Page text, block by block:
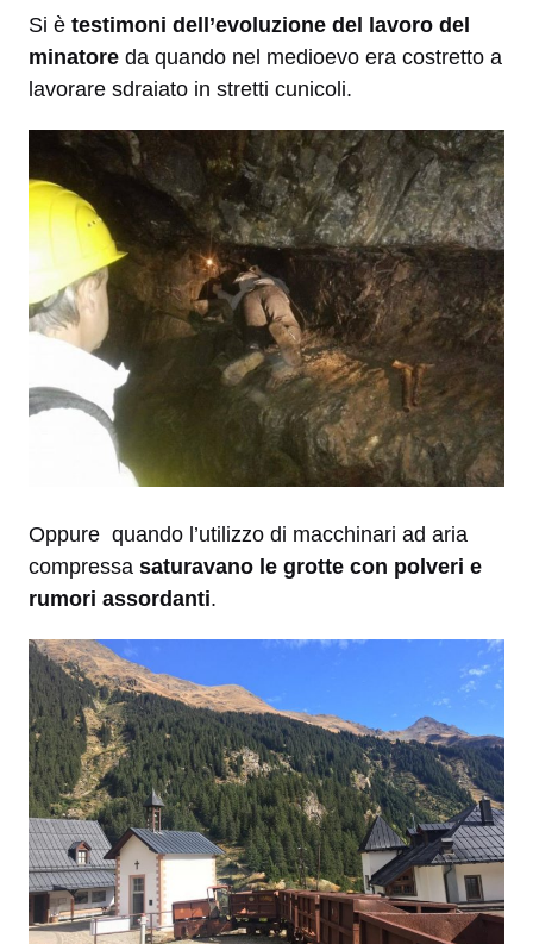
Si è testimoni dell’evoluzione del lavoro del
minatore da quando nel medioevo era costretto a
lavorare sdraiato in stretti cunicoli.
Oppure quando l’utilizzo di macchinari ad aria
compressa saturavano le grotte con polveri e
rumori assordanti.